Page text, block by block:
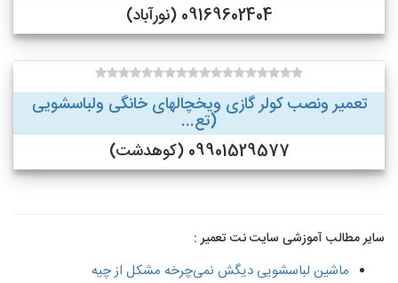
09169602404 (نورآباد)
تعمیر ونصب کولر گازی ویخچالهای خانگی ولباسشویی
(تع...
09901529577 (کوهدشت)
سایر مطالب آموزشی سایت نت تعمیر :
ماشین لباسشویی دیگش نمی‌چرخه مشکل از چیه